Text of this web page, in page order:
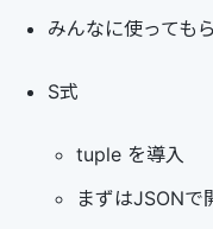
みんなに使っても
S式
tuple を導入
まずはJSONで